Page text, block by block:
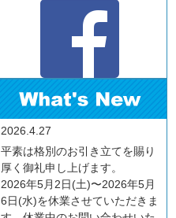
2026.4.27
平素は格別のお引き立てを賜り
厚く御礼申し上げます。
2026年5月2日(土)〜2026年5月
6日(水)を休業させていただきま